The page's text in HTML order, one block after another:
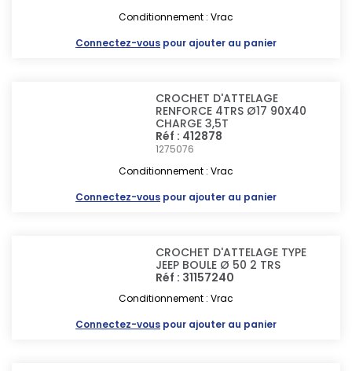
Conditionnement : Vrac
Connectez-vous pour ajouter au panier
CROCHET D'ATTELAGE
RENFORCE 4TRS Ø17 90X40
CHARGE 3,5T
Réf : 412878
1275076
Conditionnement : Vrac
Connectez-vous pour ajouter au panier
CROCHET D'ATTELAGE TYPE
JEEP BOULE Ø 50 2 TRS
Réf : 31157240
Conditionnement : Vrac
Connectez-vous pour ajouter au panier